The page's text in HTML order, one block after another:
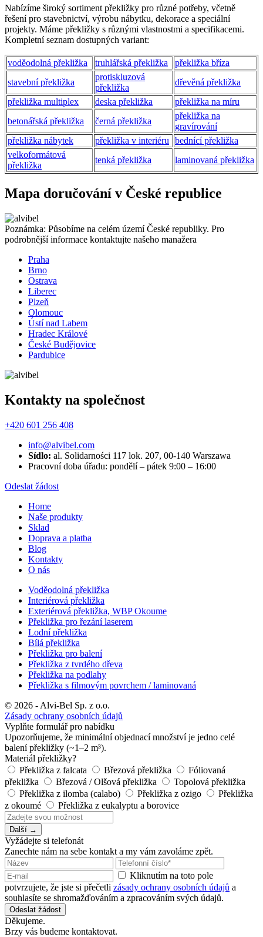
Nabízíme široký sortiment překližky pro různé potřeby, včetně
řešení pro stavebnictví, výrobu nábytku, dekorace a speciální
projekty. Máme překližky s různými vlastnostmi a specifikacemi.
Kompletní seznam dostupných variant:
voděodolná překližka truhlářská překližka
překližka bříza
stavební překližka
protiskluzová
překližka
dřevěná překližka
překližka multiplex
deska překližka
překližka na míru
betonářská překližka
černá překližka
překližka na
gravírování
překližka nábytek
překližka v interiéru
bednící překližka
velkoformátová
překližka
tenká překližka laminovaná překližka
Mapa doručování v České republice
Poznámka: Působíme na celém území České republiky. Pro
podrobnější informace kontaktujte našeho manažera
Praha
Brno
Ostrava
Liberec
Plzeň
Olomouc
Ústí nad Labem
Hradec Králové
České Budějovice
Pardubice
Kontakty na společnost
+420 601 256 408
info@alvibel.com
Sídlo: al. Solidarności 117 lok. 207, 00-140 Warszawa
Pracovní doba úřadu: pondělí – pátek 9:00 – 16:00
Odeslat žádost
Home
Naše produkty
Sklad
Doprava a platba
Blog
Kontakty
O nás
Voděodolná překližka
Interiérová překližka
Exteriérová překližka, WBP Okoume
Překližka pro řezání laserem
Lodní překližka
Bílá překližka
Překližka pro balení
Překližka z tvrdého dřeva
Překližka na podlahy
Překližka s filmovým povrchem / laminovaná
© 2026 - Alvi-Bel Sp. z o.o.
Zásady ochrany osobních údajů
Vyplňte formulář pro nabídku
Upozorňujeme, že minimální objednací množství je jedno celé
balení překližky (~1–2 m³).
Materiál překližky?
Překližka z falcata
Březová překližka
Fóliovaná
překližka
Březová / Olšová překližka
Topolová překližka
Překližka z ilomba (calabo)
Překližka z ozigo
Překližka
z okoumé
Překližka z eukalyptu a borovice
Další →
Vyžádejte si telefonát
Zanechte nám na sebe kontakt a my vám zavoláme zpět.
Kliknutím na toto pole
potvrzujete, že jste si přečetli zásady ochrany osobních údajů a
souhlasíte se shromažďováním a zpracováním svých údajů.
Odeslat žádost
Děkujeme.
Brzy vás budeme kontaktovat.